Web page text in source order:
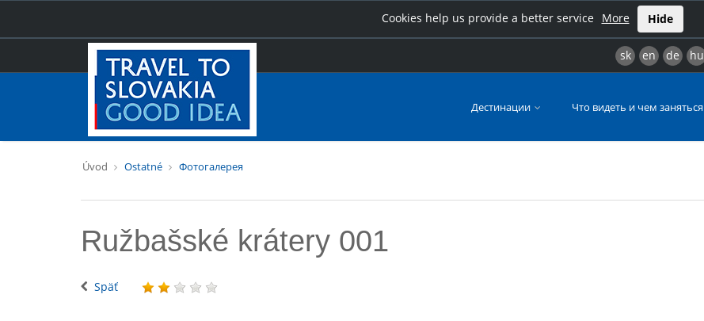
Cookies help us provide a better service More Hide
sk en de hu
Дестинации Что видеть и чем заняться
Úvod Ostatné Фотогалерея
Ružbašské krátery 001
Späť